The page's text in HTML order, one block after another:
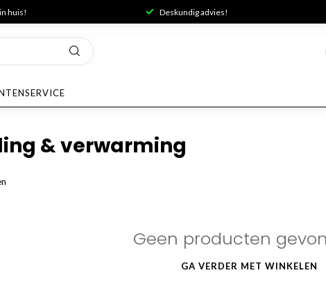
huis! Deskundig advies!
& verwarming
Geen producten
GA VERDER MET WINKELEN